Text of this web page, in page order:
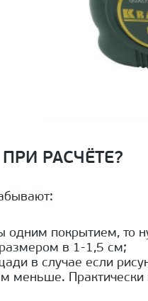
РАСЧЁТЕ?
одним покрытием, то
в 1-1,5 см;
в случае если
меньше. Практически